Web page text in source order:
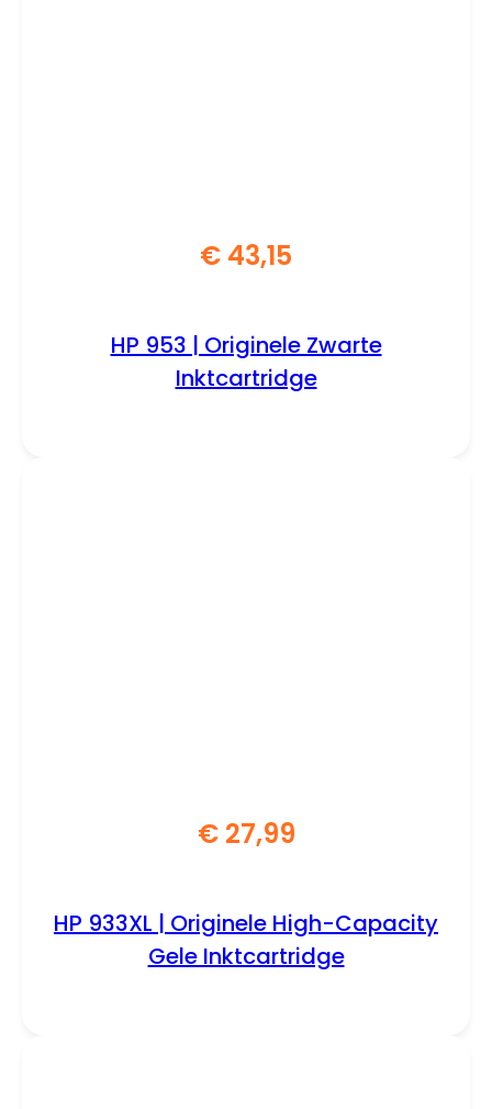
€ 43,15
HP 953 | Originele Zwarte
Inktcartridge
€27,99
HP 933XL | Originele High-Capacity
Gele Inktcartridge